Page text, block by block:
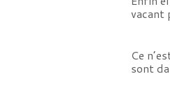
vacant
Ce
sont